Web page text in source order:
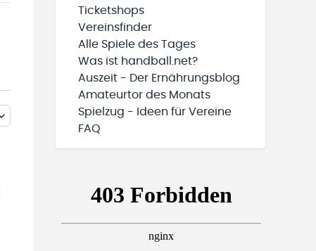
Ticketshops
Vereinsfinder
Alle Spiele des Tages
Was ist handball.net?
Auszeit - Der Ernährungsblog
Amateurtor des Monats
Spielzug - Ideen für Vereine
FAQ